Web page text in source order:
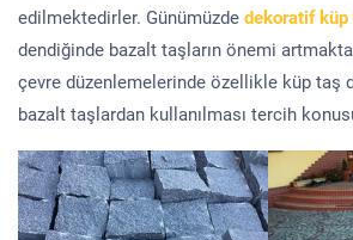
edilmektedirler. Günümüzde dekoratif
dendiğinde bazalt taşların önemi
çevre düzenlemelerinde özellikle küp taş
bazalt taşlardan kullanılması tercih